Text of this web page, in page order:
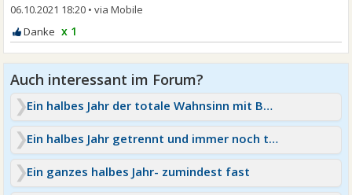
06.10.2021 18:20 •
x 1
Ein halbes Jahr der totale Wahnsinn mit Betrug
Ein halbes Jahr getrennt und immer noch traurig
Ein ganzes halbes Jahr- zumindest fast